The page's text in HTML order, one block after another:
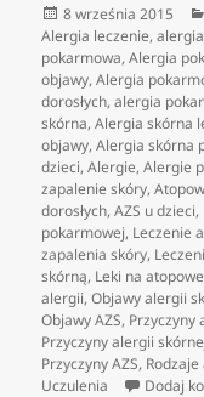
Data
publikacji
8 września 2015
Alergia leczenie,
pokarmowa,Alergia
objawy,Alergia
dorosłych,alergia
skórna,Alergia skórna
objawy,Alergia skórna
dzieci,Alergie,Alergie
zapalenie skóry,
dorosłych,AZS u dzieci,
pokarmowej, Leczenie
zapalenia skóry,
skórną, Leki na
alergii,Objawy alergii
Objawy AZS, Przyczyny
Przyczyny alergii
Przyczyny AZS,
Uczulenia
Dodaj